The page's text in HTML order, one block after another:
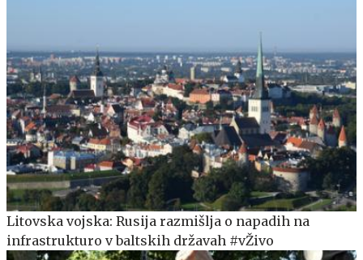
Litovska vojska: Rusija razmišlja o napadih na
infrastrukturo v baltskih državah #vŽivo